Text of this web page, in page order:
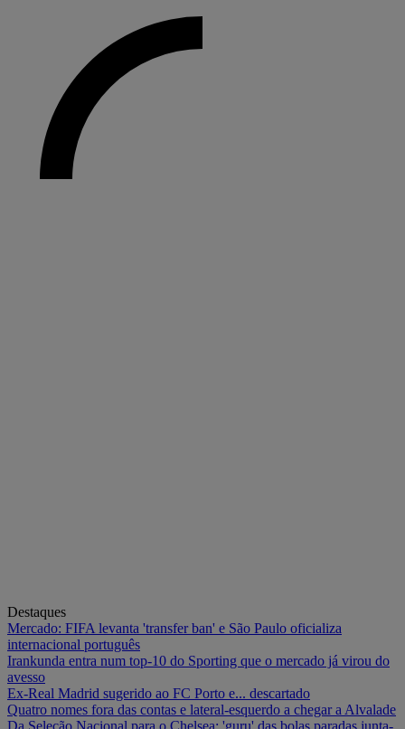
Destaques
Mercado: FIFA levanta 'transfer ban' e São Paulo oficializa
internacional português
Irankunda entra num top-10 do Sporting que o mercado já virou do
avesso
Ex-Real Madrid sugerido ao FC Porto e... descartado
Quatro nomes fora das contas e lateral-esquerdo a chegar a Alvalade
Da Seleção Nacional para o Chelsea: 'guru' das bolas paradas junta-